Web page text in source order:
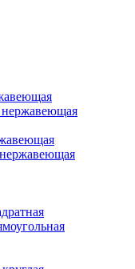
нержавеющая